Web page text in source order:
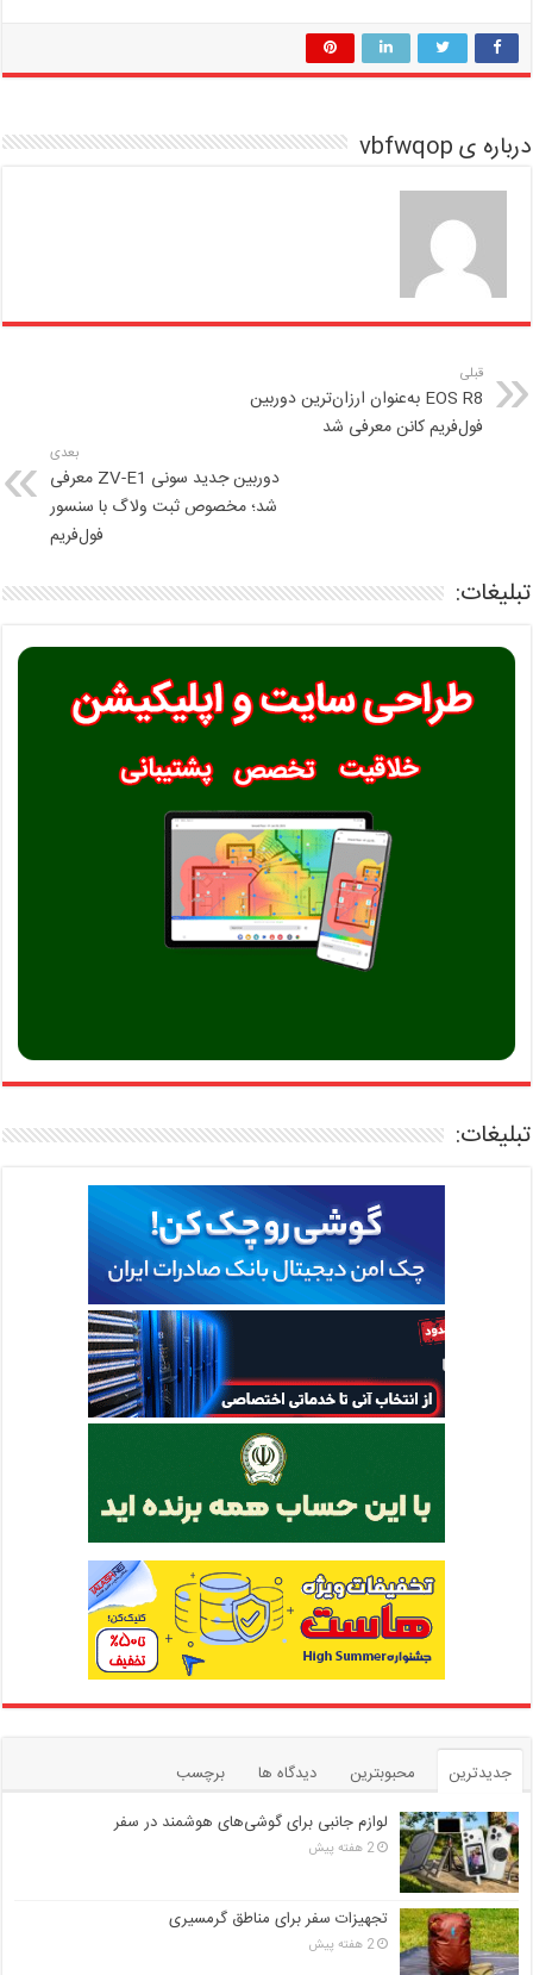
درباره ی vbfwqop
قبلی
EOS R8 به‌عنوان ارزان‌ترین دوربین
فول‌فریم کانن معرفی شد
بعدی
دوربین جدید سونی ZV-E1 معرفی
شد؛ مخصوص ثبت ولاگ با سنسور
فول‌فریم
تبلیغات:
تبلیغات:
جدیدترین محبوبترین دیدگاه ها
برچسب
لوازم جانبی برای گوشی‌های هوشمند در سفر
2 هفته پیش
تجهیزات سفر برای مناطق گرمسیری
2 هفته پیش